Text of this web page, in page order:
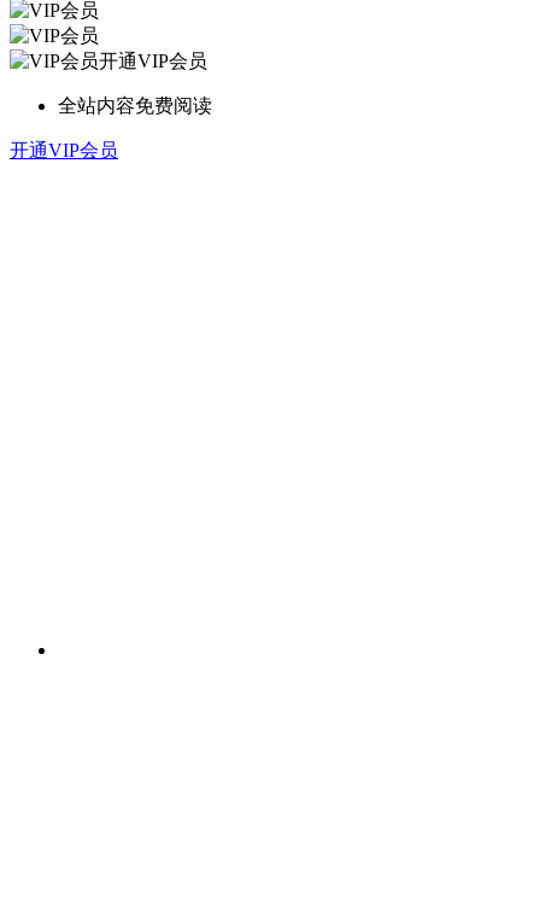
开通VIP会员
全站内容免费阅读
开通VIP会员